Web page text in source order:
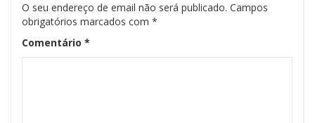
O seu endereço de email não será publicado. Campos
obrigatórios marcados com *
Comentário *